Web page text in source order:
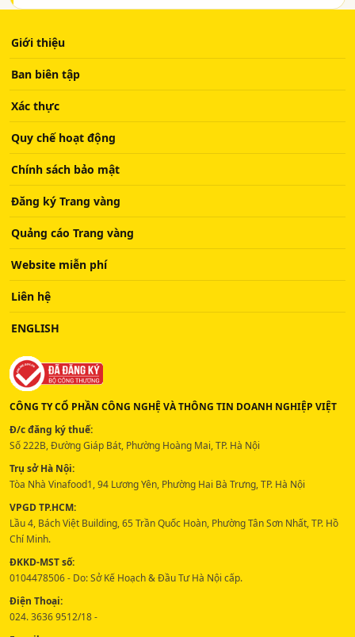
Giới thiệu
Ban biên tập
Xác thực
Quy chế hoạt động
Chính sách bảo mật
Đăng ký Trang vàng
Quảng cáo Trang vàng
Website miễn phí
Liên hệ
ENGLISH
CÔNG TY CỔ PHẦN CÔNG NGHỆ VÀ THÔNG TIN DOANH NGHIỆP VIỆT
Đ/c đăng ký thuế:
Số 222B, Đường Giáp Bát, Phường Hoàng Mai, TP. Hà Nội
Trụ sở Hà Nội:
Tòa Nhà Vinafood1, 94 Lương Yên, Phường Hai Bà Trưng, TP. Hà Nội
VPGD TP.HCM:
Lầu 4, Bách Việt Building, 65 Trần Quốc Hoàn, Phường Tân Sơn Nhất, TP. Hồ
Chí Minh.
ĐKKD-MST số:
0104478506 - Do: Sở Kế Hoạch & Đầu Tư Hà Nội cấp.
Điện Thoại:
024. 3636 9512/18 -